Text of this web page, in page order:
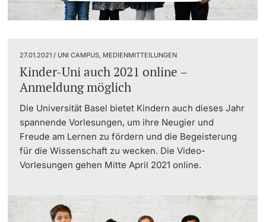
27.01.2021 / UNI CAMPUS, MEDIENMITTEILUNGEN
Kinder-Uni auch 2021 online –
Anmeldung möglich
Die Universität Basel bietet Kindern auch dieses Jahr
spannende Vorlesungen, um ihre Neugier und
Freude am Lernen zu fördern und die Begeisterung
für die Wissenschaft zu wecken. Die Video-
Vorlesungen gehen Mitte April 2021 online.